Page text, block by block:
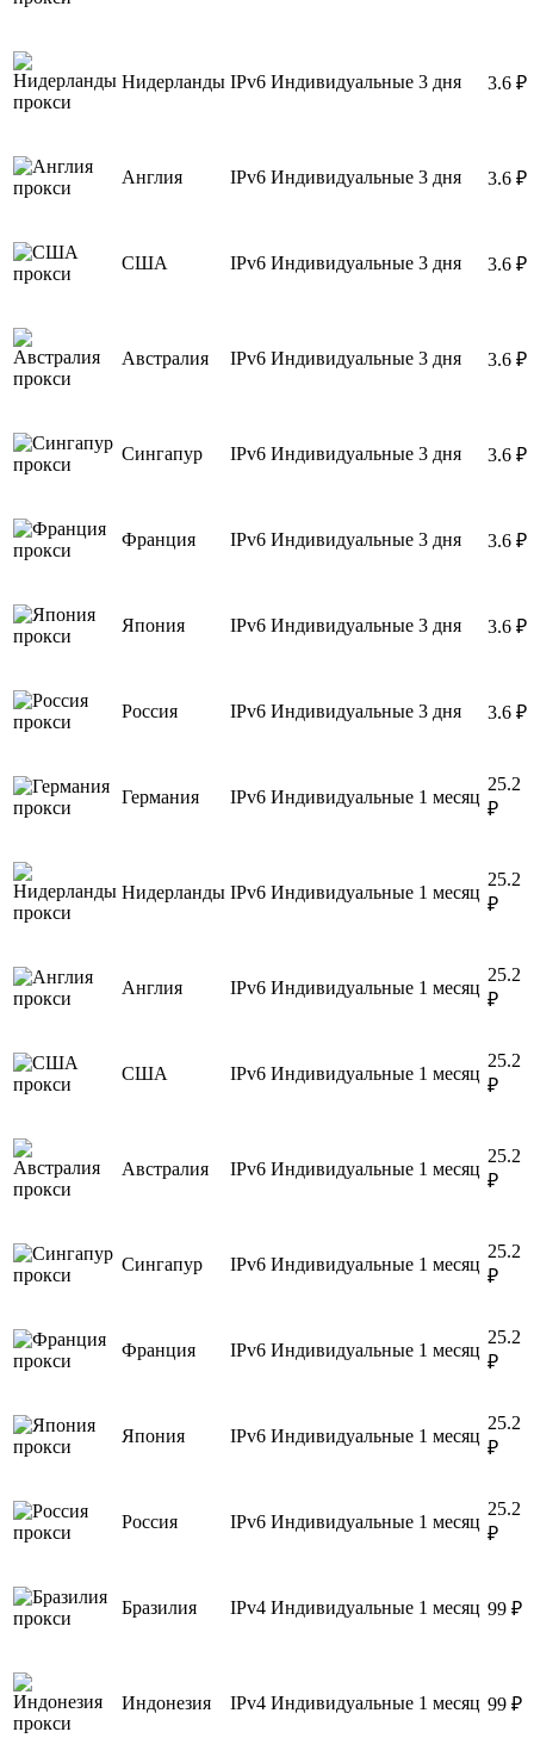
Нидерланды IPv6 Индивидуальные 3 дня 3.6 ₽
Англия IPv6 Индивидуальные 3 дня 3.6 ₽
США IPv6 Индивидуальные 3 дня 3.6 ₽
Австралия IPv6 Индивидуальные 3 дня 3.6 ₽
Сингапур IPv6 Индивидуальные 3 дня 3.6 ₽
Франция IPv6 Индивидуальные 3 дня 3.6 ₽
Япония IPv6 Индивидуальные 3 дня 3.6 ₽
Россия IPv6 Индивидуальные 3 дня 3.6 ₽
Германия IPv6 Индивидуальные 1 месяц
25.2
₽
Нидерланды IPv6 Индивидуальные 1 месяц
25.2
₽
Англия IPv6 Индивидуальные 1 месяц
25.2
₽
США IPv6 Индивидуальные 1 месяц
25.2
₽
Австралия IPv6 Индивидуальные 1 месяц
25.2
₽
Сингапур IPv6 Индивидуальные 1 месяц
25.2
₽
Франция IPv6 Индивидуальные 1 месяц
25.2
₽
Япония IPv6 Индивидуальные 1 месяц
25.2
₽
Россия IPv6 Индивидуальные 1 месяц
25.2
₽
Бразилия IPv4 Индивидуальные 1 месяц 99 ₽
Индонезия IPv4 Индивидуальные 1 месяц 99 ₽